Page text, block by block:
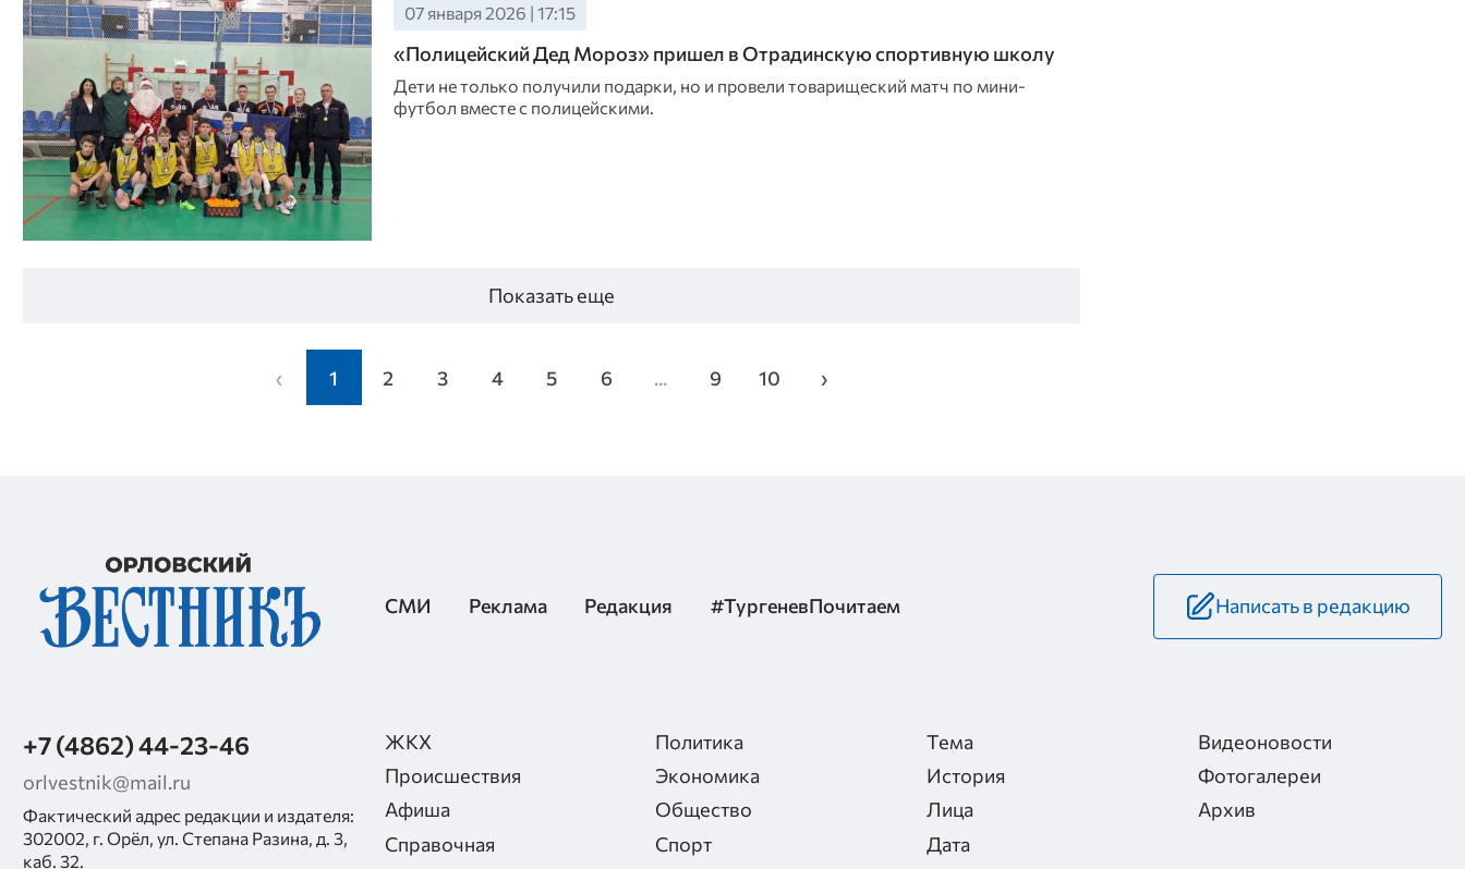
07 января 2026 | 17:15
«Полицейский Дед Мороз» пришел в Отрадинскую спортивную школу
Дети не только получили подарки, но и провели товарищеский матч по мини-
футбол вместе с полицейскими.
Показать еще
‹ 1 2 3 4 5 6 ... 9 10 ›
СМИ Реклама Редакция #ТургеневПочитаем Написать в редакцию
+7 (4862) 44-23-46
orlvestnik@mail.ru
Фактический адрес редакции и издателя:
302002, г. Орёл, ул. Степана Разина, д. 3,
каб. 32.
ЖКХ
Происшествия
Афиша
Справочная
Политика
Экономика
Общество
Спорт
Тема
История
Лица
Дата
Видеоновости
Фотогалереи
Архив